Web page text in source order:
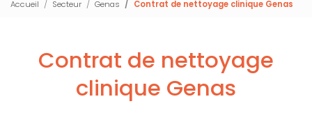
Accueil Secteur Genas Contrat de nettoyage clinique Genas
Contrat de nettoyage
clinique Genas